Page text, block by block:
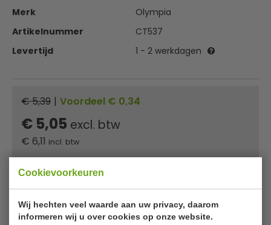
Cookievoorkeuren
Wij hechten veel waarde aan uw privacy, daarom
informeren wij u over cookies op onze website.
Merk
Olympia
Artikelnummer
CT537
Levertijd
1 - 2 werkdagen
€ 5,39 | Voordeel € 0,34
€ 5,05 excl. btw
€ 6,11 incl. btw
In winkelwagentje